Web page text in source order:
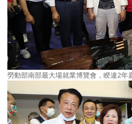
勞動部南部最大場就業博覽會，睽違2年